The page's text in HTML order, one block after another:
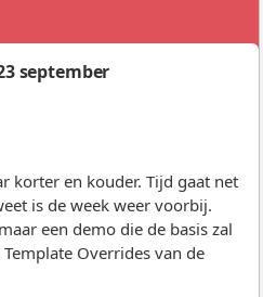
september
korter en kouder. Tijd gaat net
is de week weer voorbij.
een demo die de basis zal
Overrides van de